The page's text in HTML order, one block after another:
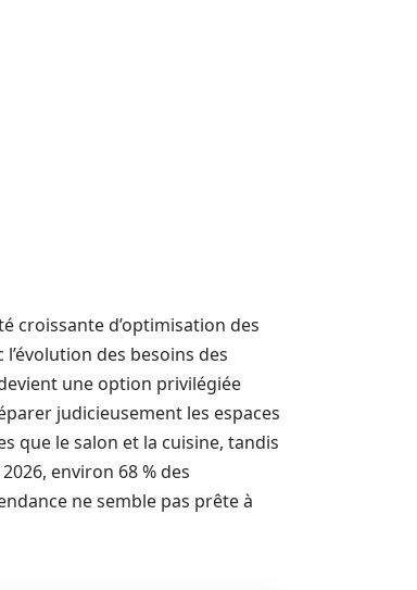
croissante d’optimisation des
des besoins des
une option privilégiée
judicieusement les espaces
que le salon et la cuisine, tandis
environ 68 % des
ne semble pas prête à